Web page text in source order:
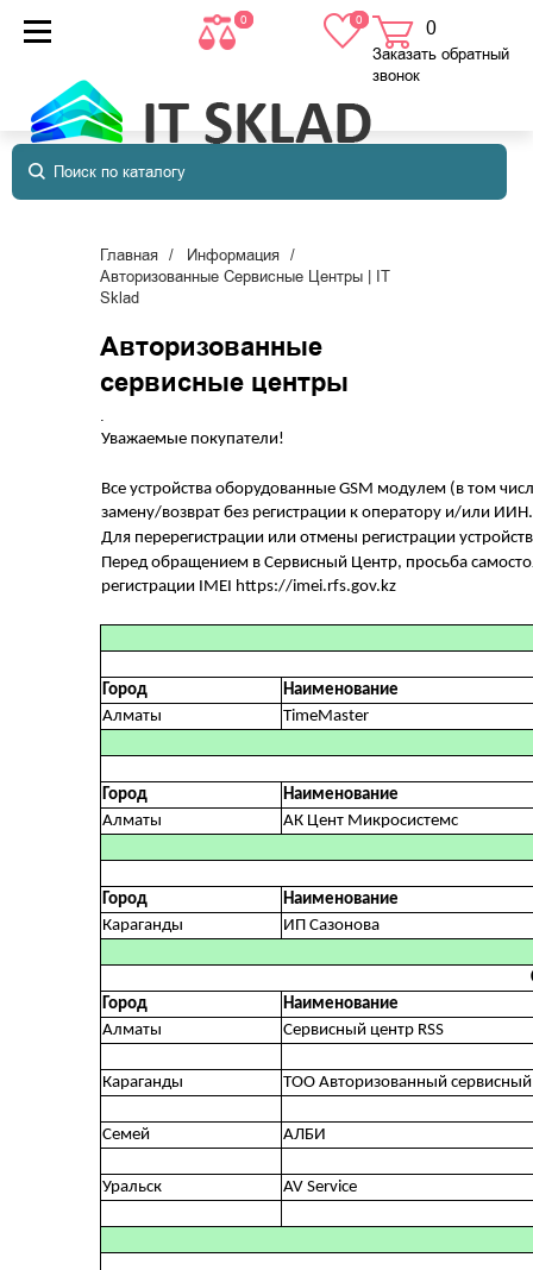
0 0 0
в корзине
Заказать обратный
звонок
Главная
Информация
Авторизованные Сервисные Центры | IT
Sklad
Авторизованные
сервисные центры
.
Уважаемые покупатели!
Все устройства оборудованные GSM модулем (в том
замену/возврат без регистрации к оператору и/или ИИН.
Для перерегистрации или отмены регистрации
Перед обращением в Сервисный Центр, просьба
регистрации IMEI https://imei.rfs.gov.kz
Город
Наименование
Алматы
TimeMaster
Город
Наименование
Алматы
АК Цент Микросистемс
Город
Наименование
Караганды
ИП Сазонова
Город
Наименование
Алматы
Сервисный центр RSS
Караганды ТОО Авторизованный сервисный
Семей АЛБИ
Уральск AV Service